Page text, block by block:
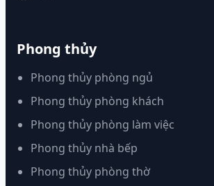
Phong thủy
Phong thủy phòng ngủ
Phong thủy phòng khách
Phong thủy phòng làm việc
Phong thủy nhà bếp
Phong thủy phòng thờ